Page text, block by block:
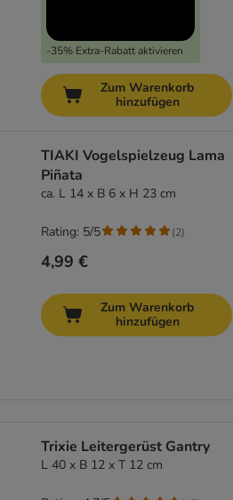
-35% Extra-Rabatt aktivieren
Zum Warenkorb
hinzufügen
TIAKI Vogelspielzeug Lama
Piñata
ca. L 14 x B 6 x H 23 cm
4,99 €
Rating: 5/5 (2)
Zum Warenkorb
hinzufügen
Trixie Leitergerüst Gantry
L 40 x B 12 x T 12 cm